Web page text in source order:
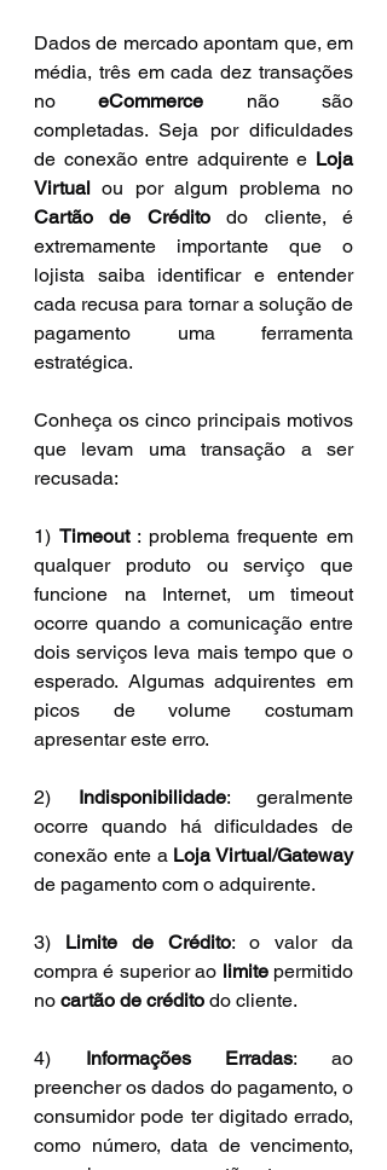
Dados de mercado apontam que, em
média, três em cada dez transações
no eCommerce não são
completadas. Seja por dificuldades
de conexão entre adquirente e Loja
Virtual
Cartão de Crédito do cliente, é
extremamente importante que o
lojista saiba identificar e entender
cada recusa para tornar a solução de
pagamento uma ferramenta
estratégica.
Conheça os cinco principais motivos
que levam uma transação a ser
recusada:
1) Timeout : problema frequente em
qualquer produto ou serviço que
funcione na Internet, um timeout
ocorre quando a comunicação entre
dois serviços leva mais tempo que o
esperado. Algumas adquirentes em
picos de volume costumam
apresentar este erro.
2) Indisponibilidade: geralmente
ocorre quando há dificuldades de
conexão ente a Loja Virtual/Gateway
de pagamento com o adquirente.
3) Limite de Crédito: o valor da
compra é superior ao limite permitido
no cartão de crédito do cliente.
4) Informações Erradas: ao
preencher os dados do pagamento, o
consumidor pode ter digitado errado,
como número, data de vencimento,